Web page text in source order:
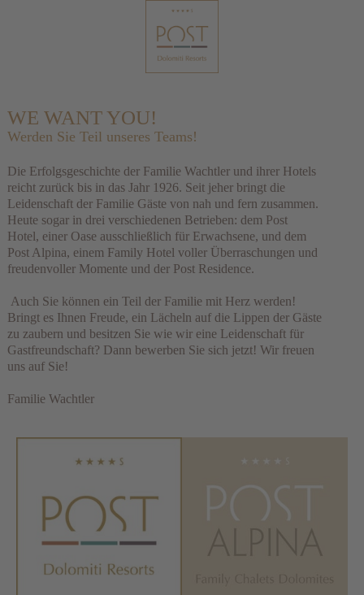
WE WANT YOU!
Werden Sie Teil unseres Teams!
Die Erfolgsgeschichte der Familie Wachtler und ihrer Hotels
reicht zurück bis in das Jahr 1926. Seit jeher bringt die
Leidenschaft der Familie Gäste von nah und fern zusammen.
Heute sogar in drei verschiedenen Betrieben: dem Post
Hotel, einer Oase ausschließlich für Erwachsene, und dem
Post Alpina, einem Family Hotel voller Überraschungen und
freudenvoller Momente und der Post Residence.
Auch Sie können ein Teil der Familie mit Herz werden!
Bringt es Ihnen Freude, ein Lächeln auf die Lippen der Gäste
zu zaubern und besitzen Sie wie wir eine Leidenschaft für
Gastfreundschaft? Dann bewerben Sie sich jetzt! Wir freuen
uns auf Sie!
Familie Wachtler